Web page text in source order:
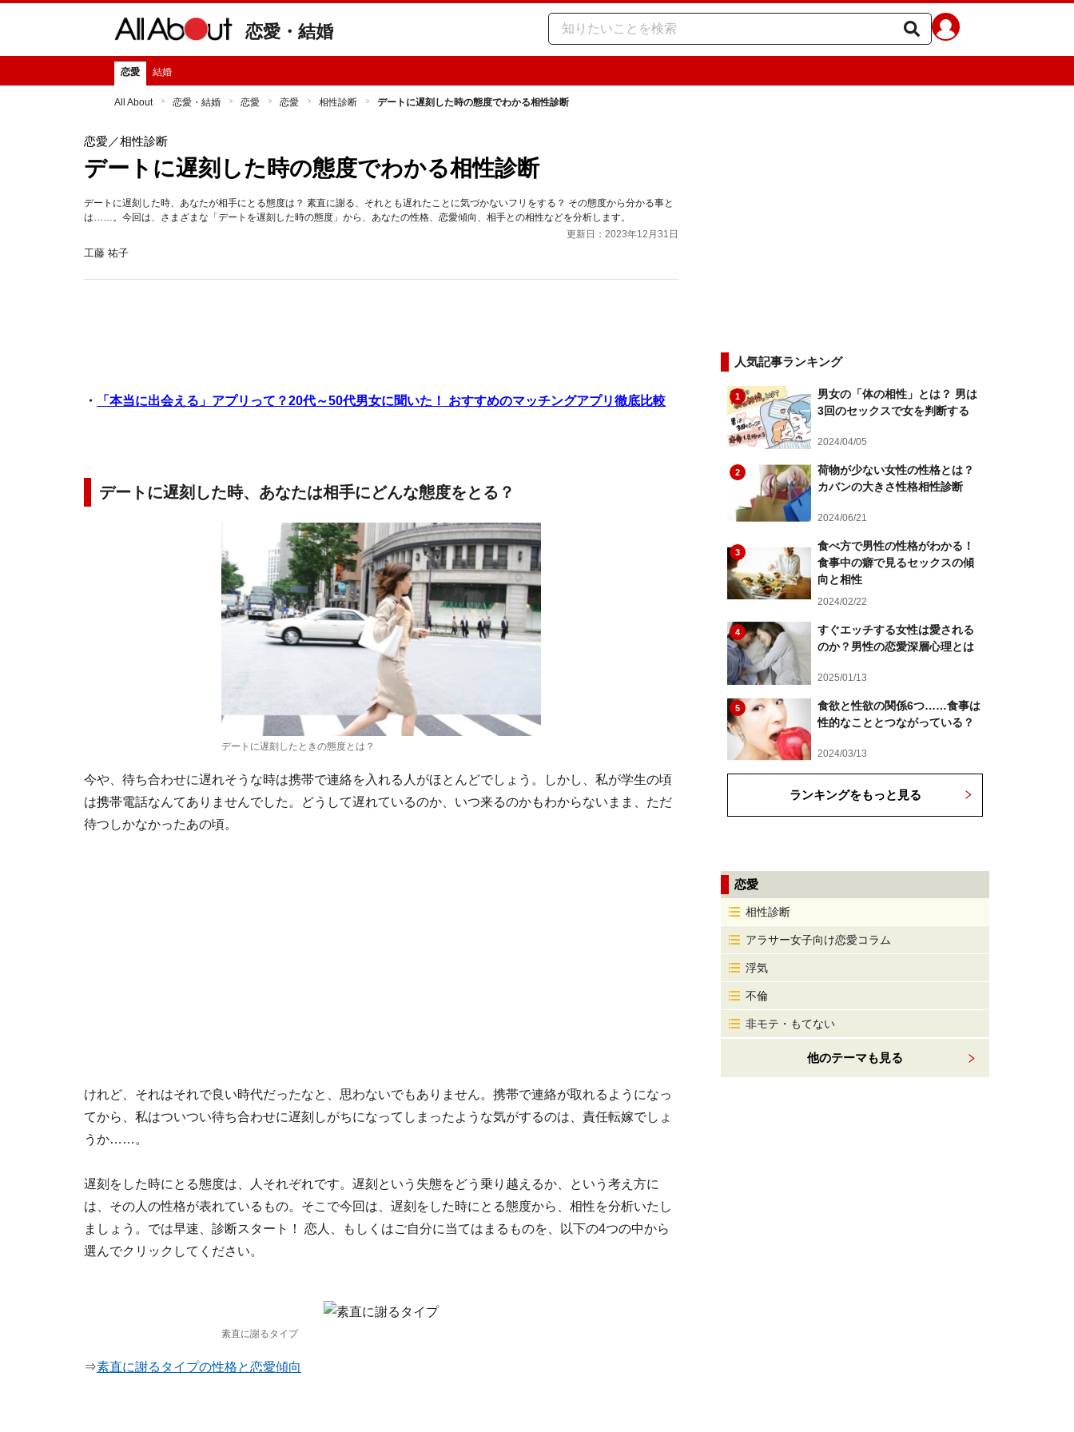
恋愛・結婚
恋愛 結婚
All About 恋愛・結婚 恋愛 恋愛 相性診断 デートに遅刻した時の態度でわかる相性診断
恋愛 ／相性診断
デートに遅刻した時の態度でわかる相性診断
デートに遅刻した時、あなたが相手にとる態度は？ 素直に謝る、それとも遅れたことに気づかないフリをする？ その態度から分かる事と
は……。今回は、さまざまな「デートを遅刻した時の態度」から、あなたの性格、恋愛傾向、相手との相性などを分析します。
更新日：2023年12月31日
工藤 祐子
・ 「本当に出会える」アプリって？20代～50代男女に聞いた！ おすすめのマッチングアプリ徹底比較
デートに遅刻した時、あなたは相手にどんな態度をとる？
デートに遅刻したときの態度とは？
今や、待ち合わせに遅れそうな時は携帯で連絡を入れる人がほとんどでしょう。しかし、私が学生の頃
は携帯電話なんてありませんでした。どうして遅れているのか、いつ来るのかもわからないまま、ただ
待つしかなかったあの頃。
けれど、それはそれで良い時代だったなと、思わないでもありません。携帯で連絡が取れるようになっ
てから、私はついつい待ち合わせに遅刻しがちになってしまったような気がするのは、責任転嫁でしょ
うか……。
遅刻をした時にとる態度は、人それぞれです。遅刻という失態をどう乗り越えるか、という考え方に
は、その人の性格が表れているもの。そこで今回は、遅刻をした時にとる態度から、相性を分析いたし
ましょう。では早速、診断スタート！ 恋人、もしくはご自分に当てはまるものを、以下の4つの中から
選んでクリックしてください。
素直に謝るタイプ
⇒素直に謝るタイプの性格と恋愛傾向
人気記事ランキング
1
男女の「体の相性」とは？ 男は
3回のセックスで女を判断する
2024/04/05
2
荷物が少ない女性の性格とは？
カバンの大きさ性格相性診断
2024/06/21
3
食べ方で男性の性格がわかる！
食事中の癖で見るセックスの傾
向と相性
2024/02/22
4
すぐエッチする女性は愛される
のか？男性の恋愛深層心理とは
2025/01/13
5
食欲と性欲の関係6つ……食事は
性的なこととつながっている？
2024/03/13
ランキングをもっと見る
恋愛
相性診断
アラサー女子向け恋愛コラム
浮気
不倫
非モテ・もてない
他のテーマも見る